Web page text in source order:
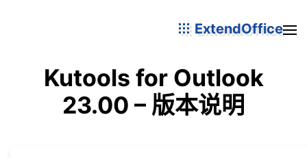
ExtendOffice
Kutools for Outlook
23.00 – 版本说明